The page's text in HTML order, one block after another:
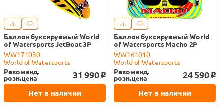
Баллон буксируемый World
of Watersports JetBoat 3P
WW171030
World of Watersports
Рекоменд.
розн.цена 31 990 o
Нет в наличии
Баллон буксируемый World
of Watersports Macho 2P
WW161010
World of Watersports
Рекоменд.
розн.цена 24 590 o
Нет в наличии